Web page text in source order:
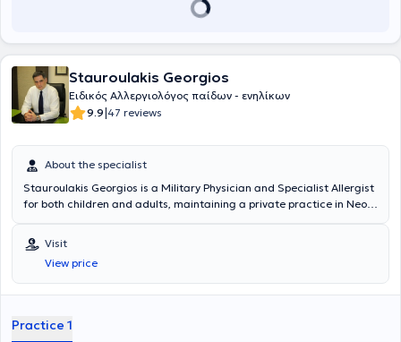
Stauroulakis Georgios
Ειδικός Αλλεργιολόγος παίδων - ενηλίκων
9.9|47 reviews
About the specialist
Stauroulakis Georgios is a Military Physician and Specialist Allergist
for both children and adults, maintaining a private practice in Neo
University of Thessaloniki and the Military Officers School of Corps
(Military Medicine). He specialized in Allergology at the General
Children’s Hospital of Athens "Panagiotis and Aglaia Kyriakou" and
at the General Hospital of Athens “Laiko,” and received further
Additionally, he holds a diploma from the European Academy of
Visit
View price
Practice 1